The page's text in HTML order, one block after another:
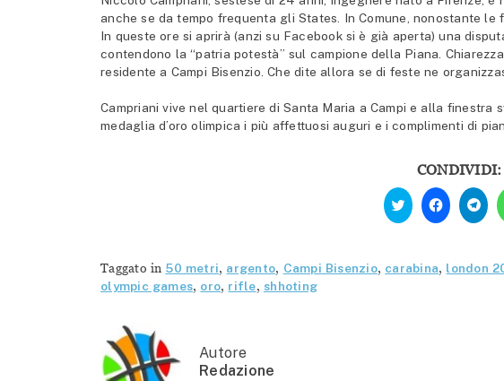
anche se da tempo frequenta gli States. In Comune, nonostante
In queste ore si aprirà (anzi su Facebook si è già aperta) una
contendono la “patria potestà” sul campione della Piana.
residente a Campi Bisenzio. Che dite allora se di feste ne
Campriani vive nel quartiere di Santa Maria a Campi e alla
medaglia d’oro olimpica i più affettuosi auguri e i complimenti di
CONDIVIDI:
Fai
clic
qui
Twitter
(Si
Fai
clic
per
(Si
apre
Fai
clic
per
(Si
Taggato in 50 metri, argento, Campi Bisenzio, carabina, london
olympic games, oro, rifle, shhoting
Autore
Redazione